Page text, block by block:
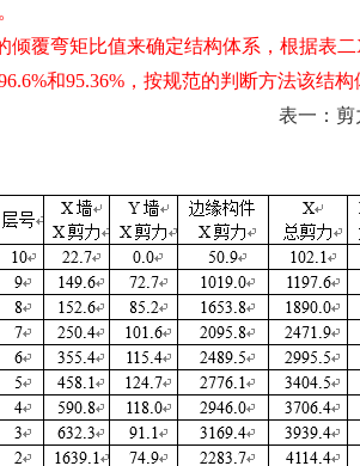
倾覆弯矩比值来确定结构体系，根据表二
和95.36% ，按规范的判断方法该结构
表一：剪